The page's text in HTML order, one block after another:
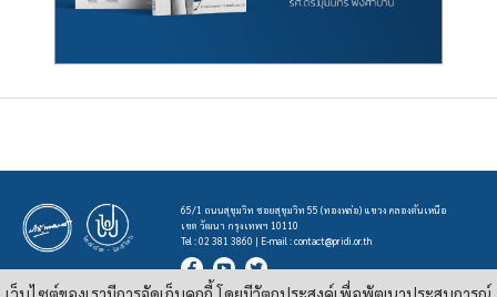
65/1 ถนนสุขุมวิท ซอยสุขุมวิท 55 (ทองหล่อ) แขวง คลองตันเหนือ
เขต วัฒนา กรุงเทพฯ 10110
Tel : 02 381 3860 | E-mail :contact@pridi.or.th